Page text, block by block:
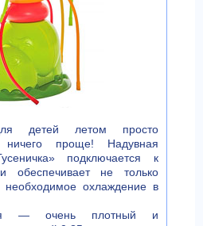
детей летом просто
проще! Надувная
подключается к
обеспечивает не только
охлаждение в
— очень плотный и